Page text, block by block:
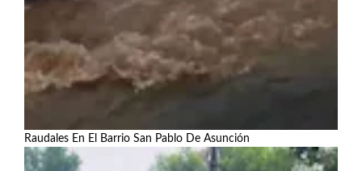
Raudales En El Barrio San Pablo De Asunción
Ver más